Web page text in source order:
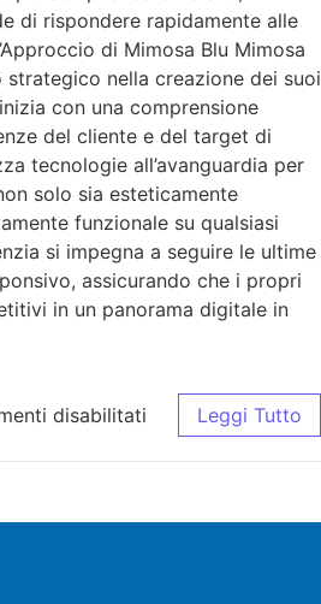
di rispondere rapidamente alle
di Mimosa Blu Mimosa
nella creazione dei suoi
con una comprensione
del cliente e del target di
tecnologie all’avanguardia per
solo sia esteticamente
funzionale su qualsiasi
si impegna a seguire le ultime
assicurando che i propri
in un panorama digitale in
disabilitati Leggi Tutto